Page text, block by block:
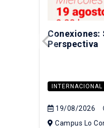
Conexiones:
Perspectiva
INTERNACIONAL
19/08/2026
Campus Lo